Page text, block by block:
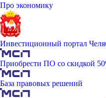
Про экономику
Инвестиционный портал
Приобрести ПО со скидкой
База правовых решений